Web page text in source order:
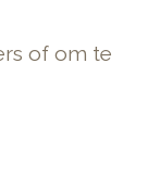
of om te